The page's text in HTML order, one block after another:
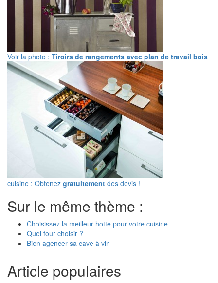
Voir la photo : Tiroirs de rangements avec plan de travail bois
cuisine : Obtenez gratuitement des devis !
Sur le même thème :
Choisissez la meilleur hotte pour votre cuisine.
Quel four choisir ?
Bien agencer sa cave à vin
Article populaires